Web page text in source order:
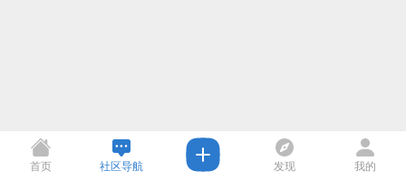
首页 社区导航 发现 我的